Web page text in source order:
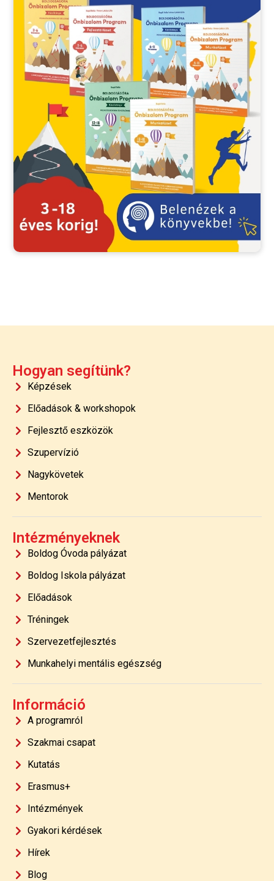
Hogyan segítünk?
Képzések
Előadások & workshopok
Fejlesztő eszközök
Szupervízió
Nagykövetek
Mentorok
Intézményeknek
Boldog Óvoda pályázat
Boldog Iskola pályázat
Előadások
Tréningek
Szervezetfejlesztés
Munkahelyi mentális egészség
Információ
A programról
Szakmai csapat
Kutatás
Erasmus+
Intézmények
Gyakori kérdések
Hírek
Blog